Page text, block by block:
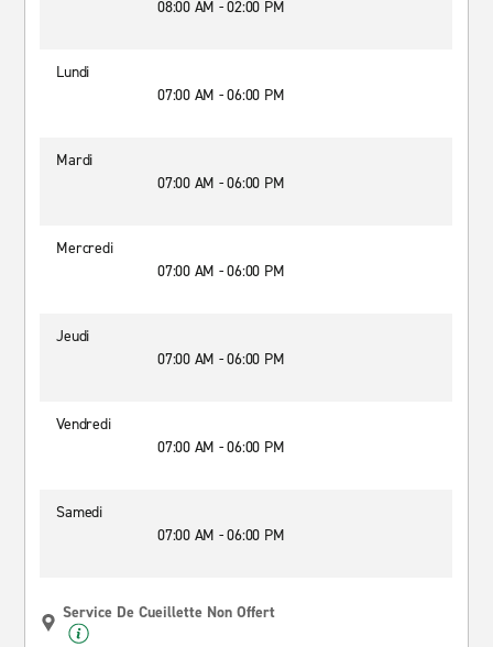
08:00 AM - 02:00 PM
Lundi
07:00 AM - 06:00 PM
Mardi
07:00 AM - 06:00 PM
Mercredi
07:00 AM - 06:00 PM
Jeudi
07:00 AM - 06:00 PM
Vendredi
07:00 AM - 06:00 PM
Samedi
07:00 AM - 06:00 PM
Service De Cueillette Non Offert